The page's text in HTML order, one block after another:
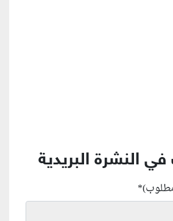
النشرة البريدية
*